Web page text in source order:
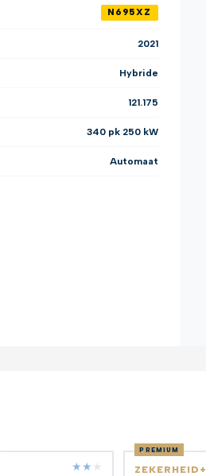
N695XZ
2021
Hybride
121.175
340 pk 250 kW
Automaat
prettige garage met een
mee en beschikken
★★ ★
PREMIUM
ZEKERHEID+